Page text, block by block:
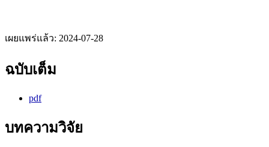
เผยแพร่แล้ว: 2024-07-28
ฉบับเต็ม
pdf
บทความวิจัย